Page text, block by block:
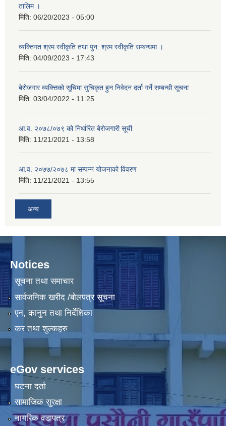
तालिम ।
मिति: 06/20/2023 - 05:00
व्यक्तिगत श्रम स्वीकृति तथा पुन: श्रम स्वीकृति सम्बन्धमा ।
मिति: 04/09/2023 - 17:43
बेरोजगार व्यक्त्तिको सूचिमा सुचिकृत हुन निवेदन दर्ता गर्ने सम्बन्धी सूचना
मिति: 03/04/2022 - 11:25
आ.व. २०७८/०७९ को निर्धारित बेरोजगारी सूची
मिति: 11/21/2021 - 13:58
आ.व. २०७७/२०७८ मा सम्पन्न योजनाको विवरण
मिति: 11/21/2021 - 13:55
अन्य
Notices
सूचना तथा समाचार
सार्वजनिक खरीद /बोलपत्र सूचना
एन, कानुन तथा निर्देशिका
कर तथा शुल्कहरु
eGov services
घटना दर्ता
सामाजिक सुरक्षा
नागरिक वडापत्र